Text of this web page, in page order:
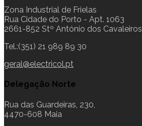
Zona Industrial de Frielas
Rua Cidade do Porto - Apt. 1063
2661-852 Stº António dos Cavaleiros
Tel.:(351) 21 989 89 30
geral@electricol.pt
Delegação Norte
Rua das Guardeiras, 230,
4470-608 Maia